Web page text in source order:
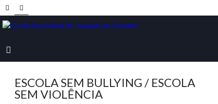
ESCOLA SEM BULLYING / ESCOLA
SEM VIOLÊNCIA